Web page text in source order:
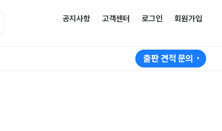
공지사항 고객센터 로그인 회원가입
출판 견적 문의